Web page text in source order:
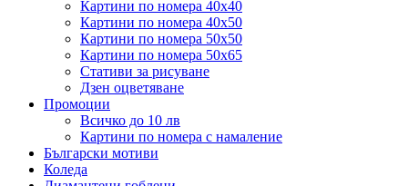
Картини по номера 40x40
Картини по номера 40x50
Картини по номера 50x50
Картини по номера 50x65
Стативи за рисуване
Дзен оцветяване
Промоции
Всичко до 10 лв
Картини по номера с намаление
Български мотиви
Коледа